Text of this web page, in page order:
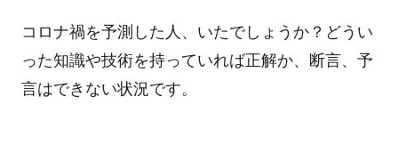
コロナ禍を予測した人、いたでしょうか？どうい
った知識や技術を持っていれば正解か、断言、予
言はできない状況です。